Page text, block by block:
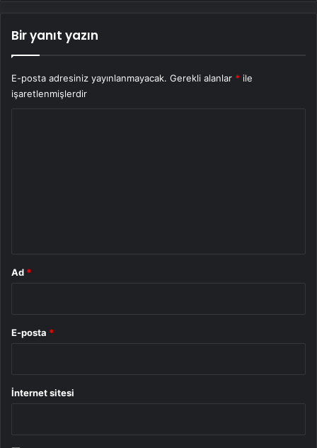
Bir yanıt yazın
E-posta adresiniz yayınlanmayacak. Gerekli alanlar * ile
işaretlenmişlerdir
Ad *
E-posta *
İnternet sitesi